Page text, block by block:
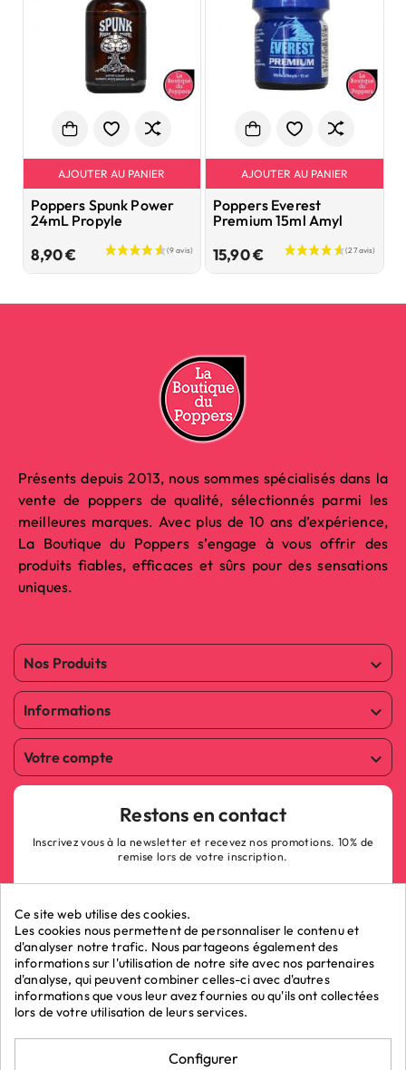
AJOUTER AU PANIER
Poppers Spunk Power
24mL Propyle
8,90 €Prix
AJOUTER AU PANIER
Poppers Everest
Premium 15ml Amyl
15,90 €Prix
Présents depuis 2013, nous sommes spécialisés dans la
vente de poppers de qualité, sélectionnés parmi les
meilleures marques. Avec plus de 10 ans d’expérience,
La Boutique du Poppers s’engage à vous offrir des
produits fiables, efficaces et sûrs pour des sensations
uniques.
Nos Produits 
Informations 
Votre compte 
Restons en contact
Inscrivez vous à la newsletter et recevez nos promotions. 10% de
remise lors de votre inscription.
ok
Marchand approuvé par la Société des Avis Garantis,
Ce site web utilise des cookies.
Les cookies nous permettent de personnaliser le contenu et
d'analyser notre trafic. Nous partageons également des
informations sur l'utilisation de notre site avec nos partenaires
d'analyse, qui peuvent combiner celles-ci avec d'autres
informations que vous leur avez fournies ou qu'ils ont collectées
lors de votre utilisation de leurs services.
Configurer